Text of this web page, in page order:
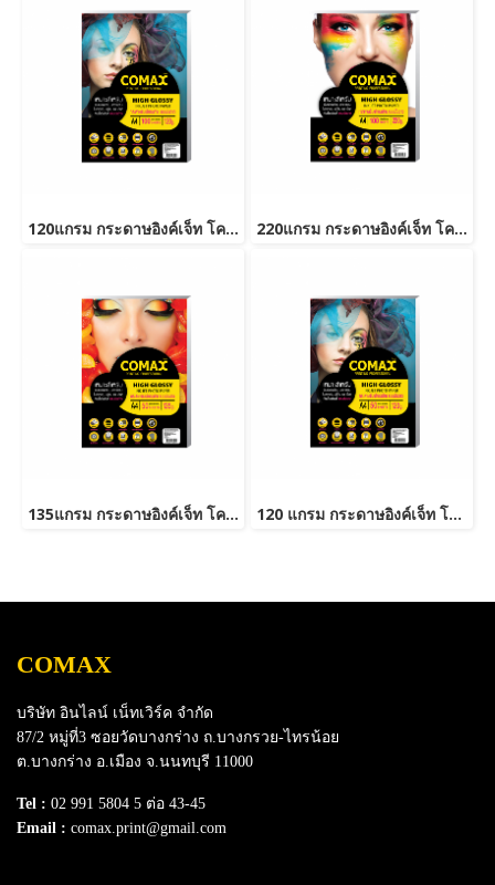
120แกรม กระดาษอิงค์เจ็ท โคแม็กซ์ มันวาว A4 (100แผ่น/แพ็ค) 220แกรม กระดาษอิงค์เจ็ท โคแม็กซ์ มันวาว A4 (100แผ่น/แพ็ค)
135แกรม กระดาษอิงค์เจ็ท โคแม็กซ์ มันวาว A4 (50แผ่น/แพ็ค) 120 แกรม กระดาษอิงค์เจ็ท โคแม็กซ์ มันวาว A4 (50แผ่น/แพ็ค)
COMAX
บริษัท อินไลน์ เน็ทเวิร์ค จำกัด
87/2 หมู่ที่3 ซอยวัดบางกร่าง ถ.บางกรวย-ไทรน้อย
ต.บางกร่าง อ.เมือง จ.นนทบุรี 11000
Tel : 02 991 5804 5 ต่อ 43-45
Email : comax.print@gmail.com